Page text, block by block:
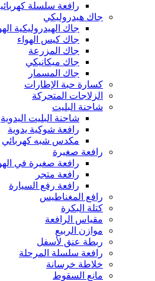
رافعة سلسلة
جاك هيدروليكي
جاك الهيدروليكية
جاك كيس الهواء
جاك المزرعة
جاك ميكانيكي
جاك المسمار
كسارة حبة الإطارات
الزلاجات المتحركة
شاحنة البليت
شاحنة البليت اليدوية
رافعة شوكية يدوية
مكدس شبه كهربائي
رافعة صغيرة
رافعة صغيرة في
رافعة متجر
رافعة رفع السيارة
رافع المغناطيس
كتلة البكرة
مقياس الرافعة
موازن الربيع
ربطة عنق لأسفل
رافعة سلسلة المرحلة
خلاطة خرسانة
مانع السقوط